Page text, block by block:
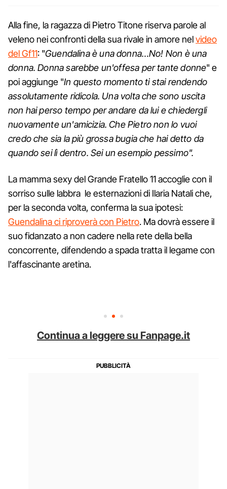
Alla fine, la ragazza di Pietro Titone riserva parole al
veleno nei confronti della sua rivale in amore nelvideo
del Gf11: "Guendalina è una donna…No! Non è una
donna. Donna sarebbe un'offesa per tante donne" e
poi aggiunge "In questo momento ti stai rendendo
assolutamente ridicola. Una volta che sono uscita
non hai perso tempo per andare da lui e chiedergli
nuovamente un'amicizia. Che Pietro non lo vuoi
credo che sia la più grossa bugia che hai detto da
quando sei lì dentro. Sei un esempio pessimo".
La mamma sexy del Grande Fratello 11 accoglie con il
sorriso sulle labbra le esternazioni di Ilaria Natali che,
per la seconda volta, conferma la sua ipotesi:
Guendalina ci riproverà con Pietro. Ma dovrà essere il
suo fidanzato a non cadere nella rete della bella
concorrente, difendendo a spada tratta il legame con
l'affascinante aretina.
Continua a leggere su Fanpage.it